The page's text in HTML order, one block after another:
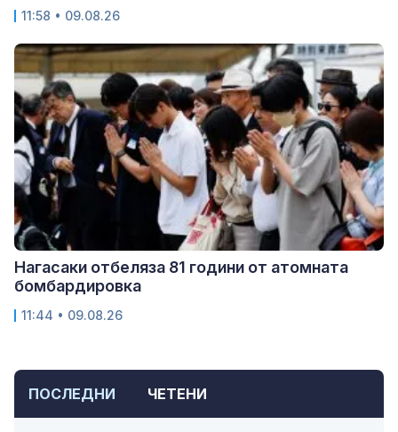
ПОСЛЕДНИ ЧЕТЕНИ
11:58 • 09.08.26
Нагасаки отбеляза 81 години от атомната
бомбардировка
11:44 • 09.08.26